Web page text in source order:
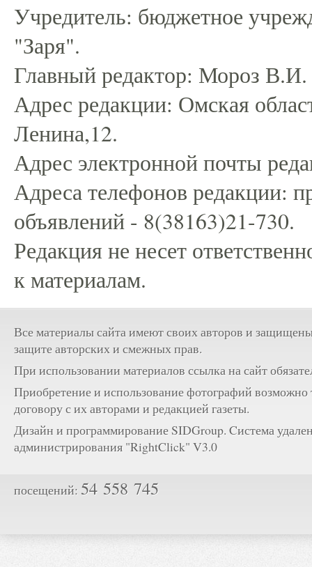
Учредитель: бюджетное
"Заря".
Главный редактор: Мороз В.И.
Адрес редакции: Омская
Ленина,12.
Адрес электронной почты
Адреса телефонов редакции:
объявлений - 8(38163)21-730.
Редакция не несет
к материалам.
Все материалы сайта имеют своих авторов и
защите авторских и смежных прав.
При использовании материалов ссылка на сайт
Приобретение и использование фотографий возможно
договору с их авторами и редакцией газеты.
Дизайн и программирование SIDGroup. Cистема
администрирования "RightClick" V3.0
посещений: 54 558 745